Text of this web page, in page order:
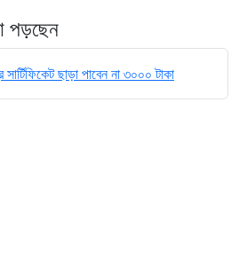
পড়ছেন
ছাড়া পাবেন না ৩০০০ টাকা